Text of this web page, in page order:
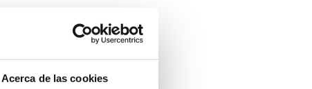
Acerca de las cookies